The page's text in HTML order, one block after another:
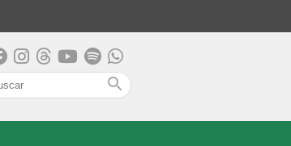
search